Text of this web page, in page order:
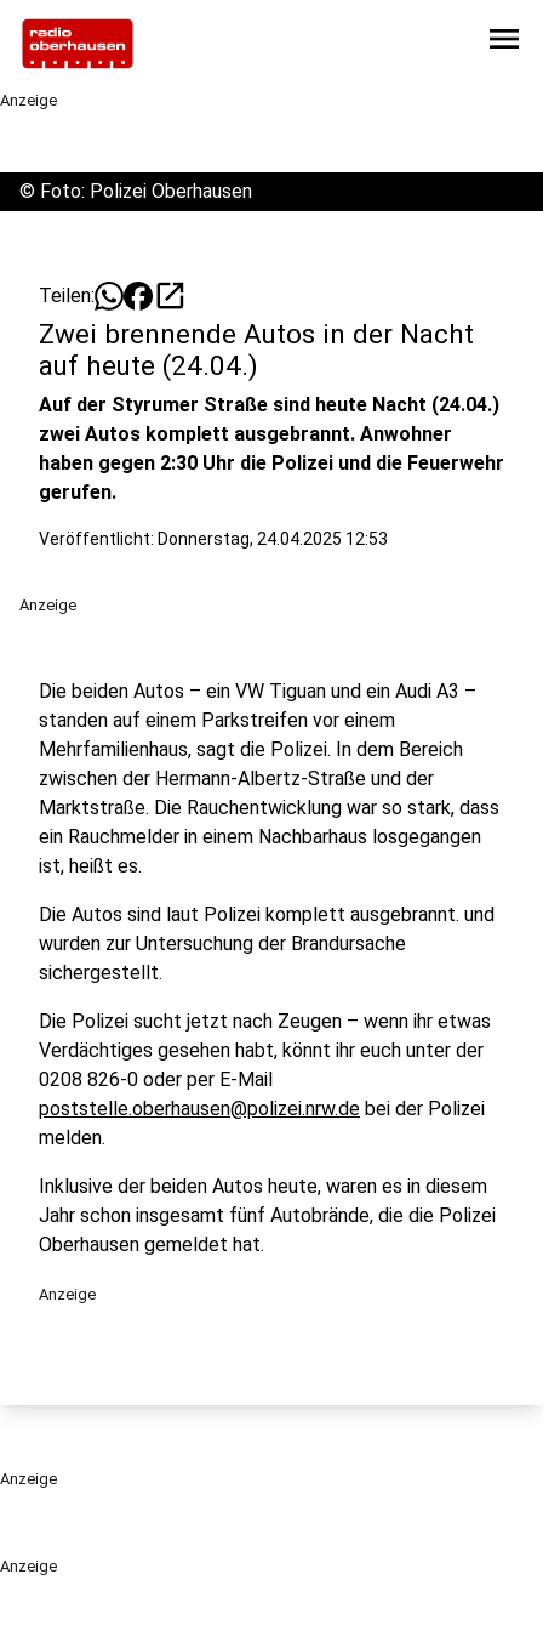
menu
Anzeige
Anzeige
© Foto: Polizei Oberhausen
Teilen: open_in_new
Zwei brennende Autos in der Nacht
auf heute (24.04.)
Auf der Styrumer Straße sind heute Nacht (24.04.)
zwei Autos komplett ausgebrannt. Anwohner
haben gegen 2:30 Uhr die Polizei und die Feuerwehr
gerufen.
Veröffentlicht: Donnerstag, 24.04.2025 12:53
Anzeige
Die beiden Autos – ein VW Tiguan und ein Audi A3 –
standen auf einem Parkstreifen vor einem
Mehrfamilienhaus, sagt die Polizei. In dem Bereich
zwischen der Hermann-Albertz-Straße und der
Marktstraße. Die Rauchentwicklung war so stark, dass
ein Rauchmelder in einem Nachbarhaus losgegangen
ist, heißt es.
Die Autos sind laut Polizei komplett ausgebrannt. und
wurden zur Untersuchung der Brandursache
sichergestellt.
Die Polizei sucht jetzt nach Zeugen – wenn ihr etwas
Verdächtiges gesehen habt, könnt ihr euch unter der
0208 826-0 oder per E-Mail
poststelle.oberhausen@polizei.nrw.de bei der Polizei
melden.
Inklusive der beiden Autos heute, waren es in diesem
Jahr schon insgesamt fünf Autobrände, die die Polizei
Oberhausen gemeldet hat.
Anzeige
Anzeige